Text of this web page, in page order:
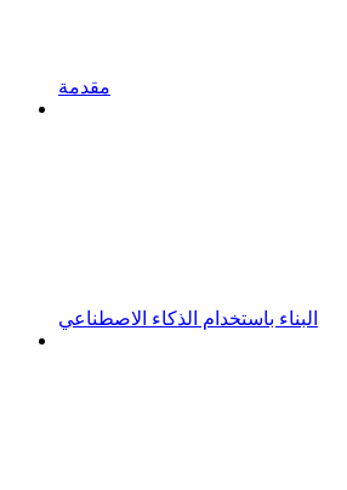
مقدمة
البناء باستخدام الذكاء الاصطناعي